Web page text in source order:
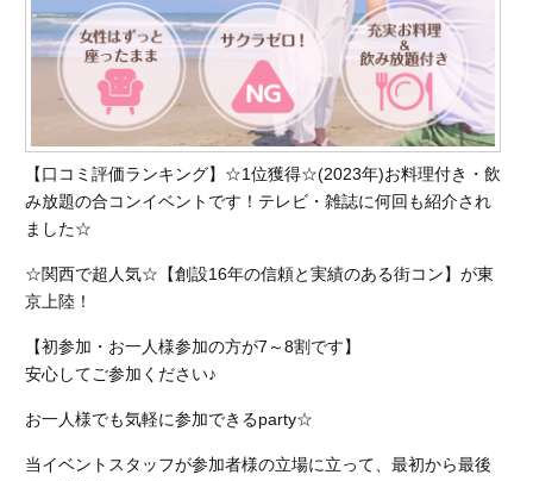
【口コミ評価ランキング】☆1位獲得☆(2023年)お料理付き・飲
み放題の合コンイベントです！テレビ・雑誌に何回も紹介され
ました☆
☆関西で超人気☆【創設16年の信頼と実績のある街コン】が東
京上陸！
【初参加・お一人様参加の方が7～8割です】
安心してご参加ください♪
お一人様でも気軽に参加できるparty☆
当イベントスタッフが参加者様の立場に立って、最初から最後